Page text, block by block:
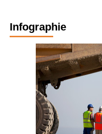
Infographie